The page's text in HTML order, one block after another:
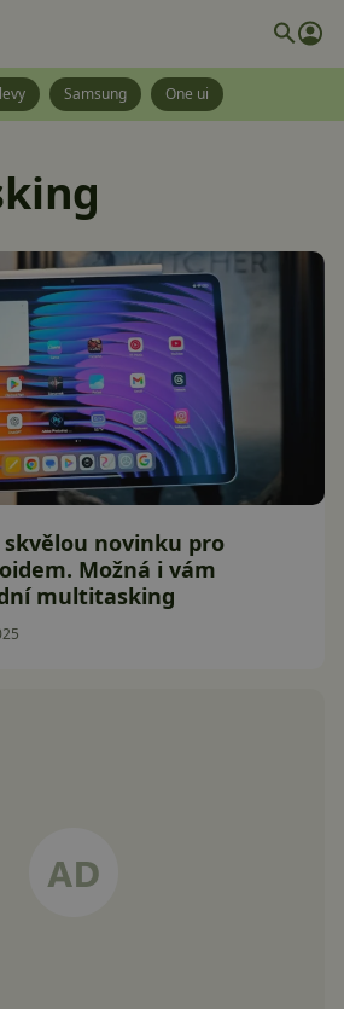
Samsung One ui
skvělou novinku pro
Možná i vám
multitasking